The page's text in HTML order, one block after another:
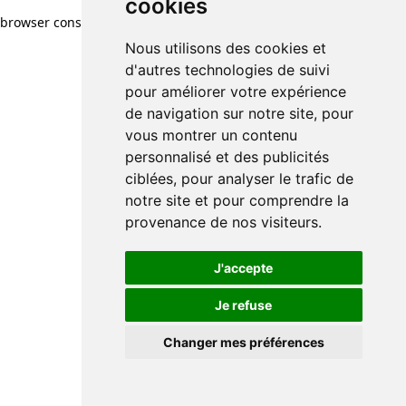
cookies
Nous utilisons des cookies et
d'autres technologies de suivi
pour améliorer votre expérience
de navigation sur notre site, pour
vous montrer un contenu
personnalisé et des publicités
ciblées, pour analyser le trafic de
notre site et pour comprendre la
provenance de nos visiteurs.
J'accepte
Je refuse
Changer mes préférences
browser console for more information)